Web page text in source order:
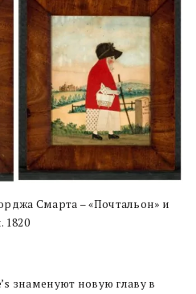
Смарта – «Почтальон» и
1820
знаменуют новую главу в